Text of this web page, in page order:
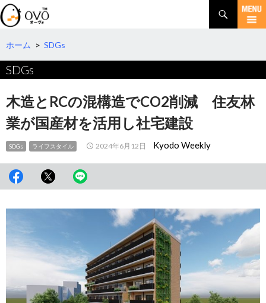
検
索
コ
テ
ツ
へ
動
ホーム > SDGs
SDGs
木造とRCの混構造でCO2削減 住友林
業が国産材を活用し社宅建設
SDGs ライフスタイル 2024年6月12日 Kyodo Weekly